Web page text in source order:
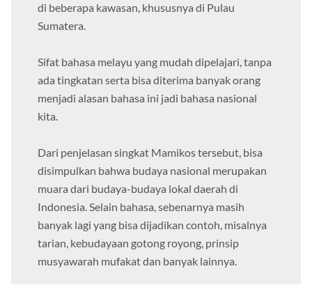
di beberapa kawasan, khususnya di Pulau
Sumatera.
Sifat bahasa melayu yang mudah dipelajari, tanpa
ada tingkatan serta bisa diterima banyak orang
menjadi alasan bahasa ini jadi bahasa nasional
kita.
Dari penjelasan singkat Mamikos tersebut, bisa
disimpulkan bahwa budaya nasional merupakan
muara dari budaya-budaya lokal daerah di
Indonesia. Selain bahasa, sebenarnya masih
banyak lagi yang bisa dijadikan contoh, misalnya
tarian, kebudayaan gotong royong, prinsip
musyawarah mufakat dan banyak lainnya.